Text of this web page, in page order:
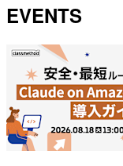
EVENTS